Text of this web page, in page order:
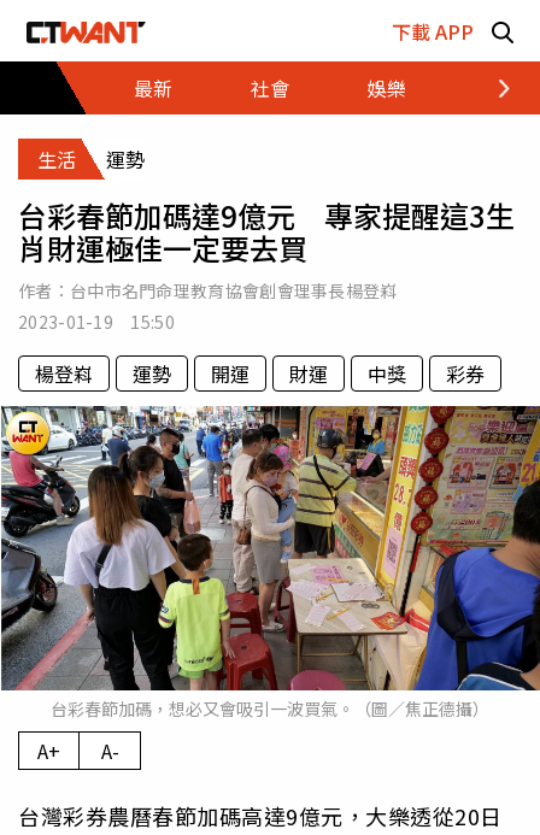
下載 APP
最新
社會 娛樂 財經
生活 運勢
台彩春節加碼達9億元 專家提醒這3生
肖財運極佳一定要去買
作者： 台中市名門命理教育協會創會理事長楊登嵙
2023-01-19 15:50
楊登嵙 運勢 開運 財運 中獎 彩券
台彩春節加碼，想必又會吸引一波買氣。（圖／焦正德攝）
A+ A-
台灣彩券農曆春節加碼高達9億元，大樂透從20日